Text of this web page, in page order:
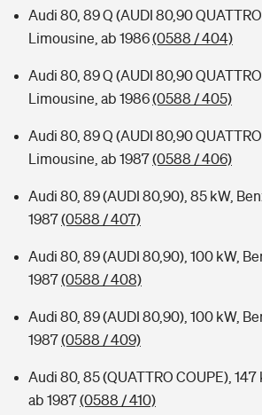
Audi 80, 89 Q (AUDI 80,90
Limousine, ab 1986(0588 / 404)
Audi 80, 89 Q (AUDI 80,90
Limousine, ab 1986(0588 / 405)
Audi 80, 89 Q (AUDI 80,90
Limousine, ab 1987(0588 / 406)
Audi 80, 89 (AUDI 80,90), 85 kW,
1987(0588 / 407)
Audi 80, 89 (AUDI 80,90), 100 kW,
1987(0588 / 408)
Audi 80, 89 (AUDI 80,90), 100 kW,
1987(0588 / 409)
Audi 80, 85 (QUATTRO COUPE), 147
ab 1987(0588 / 410)